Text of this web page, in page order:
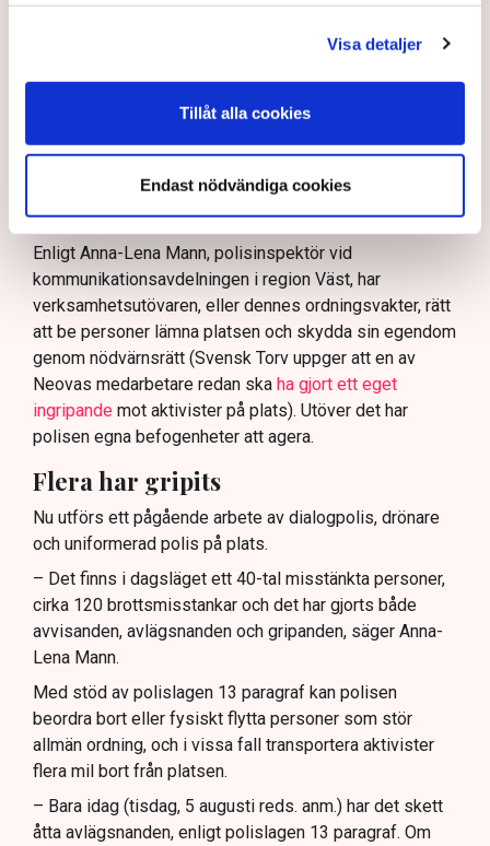
Visa detaljer
Tillåt alla cookies
Endast nödvändiga cookies
och varnade för att det annars råder ”djungelns lag”.
På sociala medier ifrågasätts det om allemansrätten
bör ge utrymme för aktivister att blockera en
ha en tydligare skyldighet att skydda privat egendom
och näringsverksamhet mot den typen av störningar.
Nu svarar polisen på kritiken.
Enligt Anna-Lena Mann, polisinspektör vid
kommunikationsavdelningen i region Väst, har
verksamhetsutövaren, eller dennes ordningsvakter, rätt
att be personer lämna platsen och skydda sin egendom
genom nödvärnsrätt (Svensk Torv uppger att en av
Neovas medarbetare redan ska ha gjort ett eget
ingripande mot aktivister på plats). Utöver det har
polisen egna befogenheter att agera.
Flera har gripits
Nu utförs ett pågående arbete av dialogpolis, drönare
och uniformerad polis på plats.
– Det finns i dagsläget ett 40-tal misstänkta personer,
cirka 120 brottsmisstankar och det har gjorts både
avvisanden, avlägsnanden och gripanden, säger Anna-
Lena Mann.
Med stöd av polislagen 13 paragraf kan polisen
beordra bort eller fysiskt flytta personer som stör
allmän ordning, och i vissa fall transportera aktivister
flera mil bort från platsen.
– Bara idag (tisdag, 5 augusti reds. anm.) har det skett
åtta avlägsnanden, enligt polislagen 13 paragraf. Om